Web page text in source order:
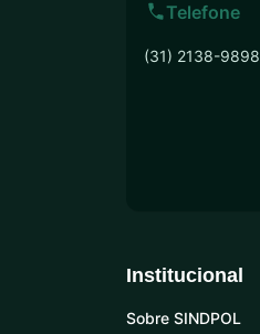
Telefone
(31) 2138-9898
Institucional
Sobre SINDPOL